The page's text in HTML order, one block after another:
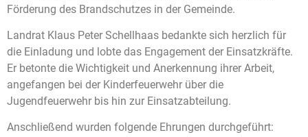
Förderung des Brandschutzes in der Gemeinde.
Landrat Klaus Peter Schellhaas bedankte sich herzlich für
die Einladung und lobte das Engagement der Einsatzkräfte.
Er betonte die Wichtigkeit und Anerkennung ihrer Arbeit,
angefangen bei der Kinderfeuerwehr über die
Jugendfeuerwehr bis hin zur Einsatzabteilung.
Anschließend wurden folgende Ehrungen durchgeführt: